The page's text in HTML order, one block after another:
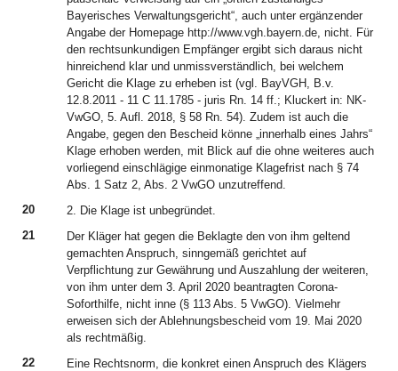
Bayerisches Verwaltungsgericht“, auch unter ergänzender
Angabe der Homepage http://www.vgh.bayern.de, nicht. Für
den rechtsunkundigen Empfänger ergibt sich daraus nicht
hinreichend klar und unmissverständlich, bei welchem
Gericht die Klage zu erheben ist (vgl. BayVGH, B.v.
12.8.2011 - 11 C 11.1785 - juris Rn. 14 ff.; Kluckert in: NK-
VwGO, 5. Aufl. 2018, § 58 Rn. 54). Zudem ist auch die
Angabe, gegen den Bescheid könne „innerhalb eines Jahrs“
Klage erhoben werden, mit Blick auf die ohne weiteres auch
vorliegend einschlägige einmonatige Klagefrist nach § 74
Abs. 1 Satz 2, Abs. 2 VwGO unzutreffend.
20
2. Die Klage ist unbegründet.
21
Der Kläger hat gegen die Beklagte den von ihm geltend
gemachten Anspruch, sinngemäß gerichtet auf
Verpflichtung zur Gewährung und Auszahlung der weiteren,
von ihm unter dem 3. April 2020 beantragten Corona-
Soforthilfe, nicht inne (§ 113 Abs. 5 VwGO). Vielmehr
erweisen sich der Ablehnungsbescheid vom 19. Mai 2020
als rechtmäßig.
22
Eine Rechtsnorm, die konkret einen Anspruch des Klägers